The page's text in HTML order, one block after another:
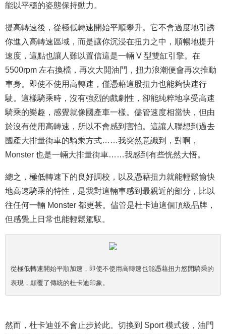
能以平穩的姿態保持動力。
提高轉速後，從極低轉速開始平順攀升。它不會過度地引誘
你進入高轉速區域，而是讓你沉浸在扭力之中，順暢地提升
速度，這點也讓人難以置信這是一輛 V 型雙缸引擎。在
5500rpm 左右換檔，再次大開油門，扭力浪潮便會再次推動
車身。即使不使用高轉速，僅憑藉這股扭力也能夠快速行
駛。這樣騎乘時，沒有強烈的戲劇性，卻能純粹地享受高速
騎乘的樂趣，感覺就像國產車一樣。儘管速度相當快，但由
於沒有使用高轉速，所以不會感到害怕。這讓人聯想到過去
國產大排量街車的騎乘方式……我突然意識到，對啊，
Monster 也是一輛大排量街車……我感到有些恍然大悟。
總之，極低轉速下的良好調校，以及憑藉扭力就能輕鬆愉快
地高速騎乘的特性，是我對這輛車感到最親近的部分，比以
往任何一輛 Monster 都更甚。儘管是杜卡迪這個頂級品牌，
但感覺上日常也能輕鬆駕馭。
從極低轉速開始平順加速，即使不使用高轉速也能憑藉扭力悠閒騎乘的
表現，顛覆了傳統的杜卡迪印象。
然而，杜卡迪並不會止步於此。切換到 Sport 模式後，油門